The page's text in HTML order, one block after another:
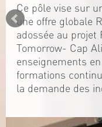
Ce pôle vise sur
une offre globale
adossée au projet
Tomorrow- Cap
enseignements
formations
la demande des